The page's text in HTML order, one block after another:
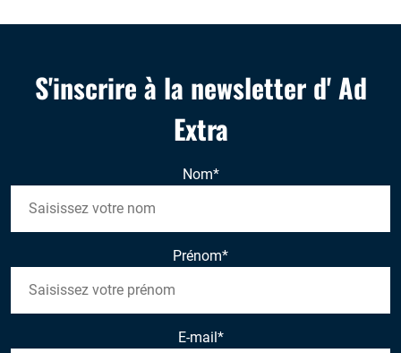
S'inscrire à la newsletter d' Ad
Extra
Nom*
Prénom*
E-mail *